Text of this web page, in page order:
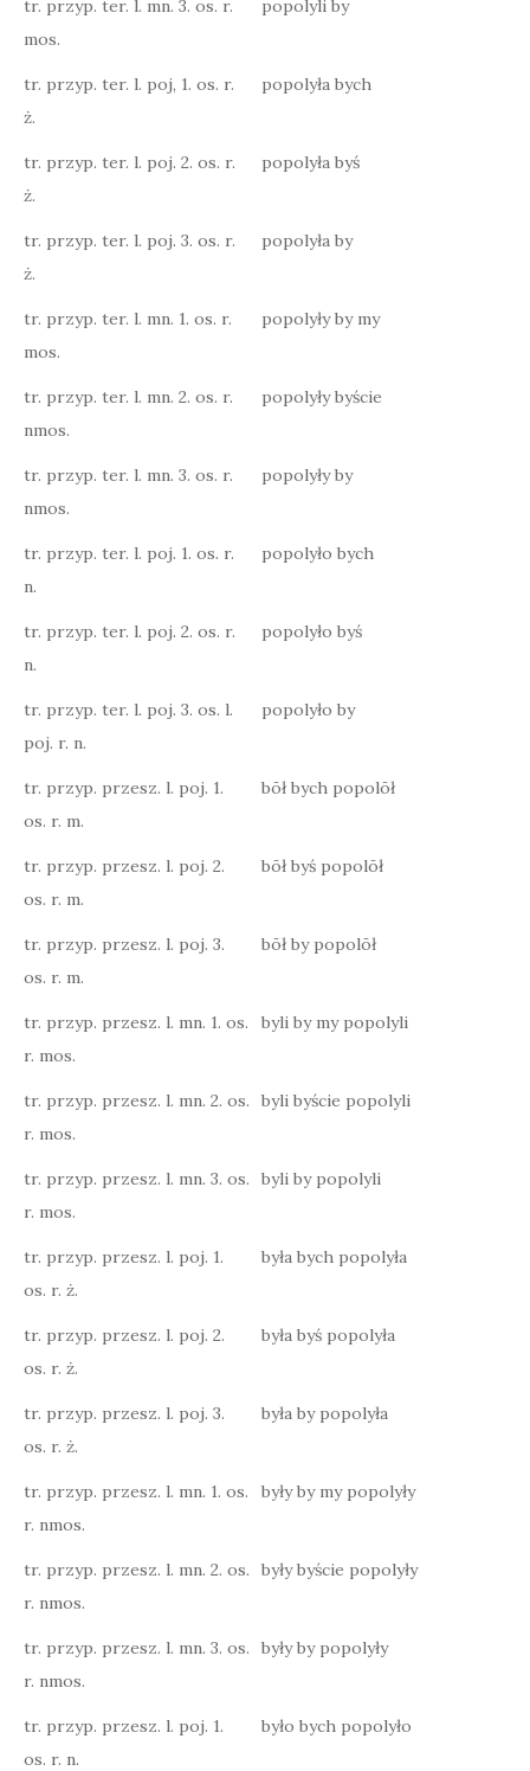
tr. przyp. ter. l. mn. 3. os. r.
mos.
popolyli by
tr. przyp. ter. l. poj, 1. os. r.
ż.
popolyła bych
tr. przyp. ter. l. poj. 2. os. r.
ż.
popolyła byś
tr. przyp. ter. l. poj. 3. os. r.
ż.
popolyła by
tr. przyp. ter. l. mn. 1. os. r.
mos.
popolyły by my
tr. przyp. ter. l. mn. 2. os. r.
nmos.
popolyły byście
tr. przyp. ter. l. mn. 3. os. r.
nmos.
popolyły by
tr. przyp. ter. l. poj. 1. os. r.
n.
popolyło bych
tr. przyp. ter. l. poj. 2. os. r.
n.
popolyło byś
tr. przyp. ter. l. poj. 3. os. l.
poj. r. n.
popolyło by
tr. przyp. przesz. l. poj. 1.
os. r. m.
bōł bych popolōł
tr. przyp. przesz. l. poj. 2.
os. r. m.
bōł byś popolōł
tr. przyp. przesz. l. poj. 3.
os. r. m.
bōł by popolōł
tr. przyp. przesz. l. mn. 1. os.
r. mos.
byli by my popolyli
tr. przyp. przesz. l. mn. 2. os.
r. mos.
byli byście popolyli
tr. przyp. przesz. l. mn. 3. os.
r. mos.
byli by popolyli
tr. przyp. przesz. l. poj. 1.
os. r. ż.
była bych popolyła
tr. przyp. przesz. l. poj. 2.
os. r. ż.
była byś popolyła
tr. przyp. przesz. l. poj. 3.
os. r. ż.
była by popolyła
tr. przyp. przesz. l. mn. 1. os.
r. nmos.
były by my popolyły
tr. przyp. przesz. l. mn. 2. os.
r. nmos.
były byście popolyły
tr. przyp. przesz. l. mn. 3. os.
r. nmos.
były by popolyły
tr. przyp. przesz. l. poj. 1.
os. r. n.
było bych popolyło